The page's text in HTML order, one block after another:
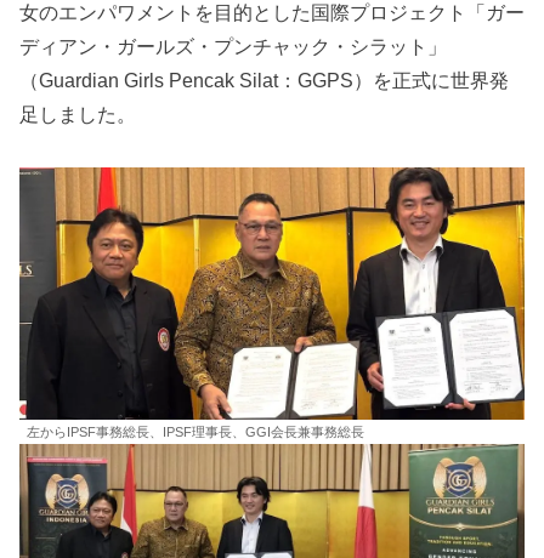
女のエンパワメントを目的とした国際プロジェクト「ガー
ディアン・ガールズ・プンチャック・シラット」
（Guardian Girls Pencak Silat：GGPS）を正式に世界発
足しました。
左からIPSF事務総長、IPSF理事長、GGI会長兼事務総長